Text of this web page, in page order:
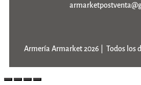
Armería Armarket 2026 | Todos los